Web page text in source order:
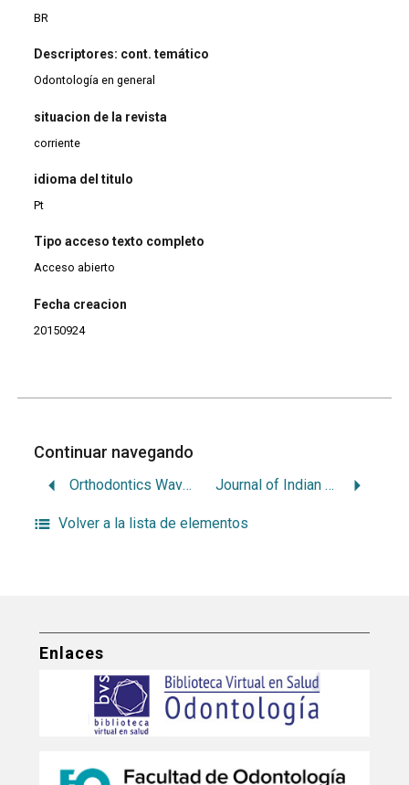
BR
Descriptores: cont. temático
Odontología en general
situacion de la revista
corriente
idioma del titulo
Pt
Tipo acceso texto completo
Acceso abierto
Fecha creacion
20150924
Continuar navegando
Orthodontics Waves Journal of Indian Academy of Oral Medicine and Radiology
Volver a la lista de elementos
Enlaces